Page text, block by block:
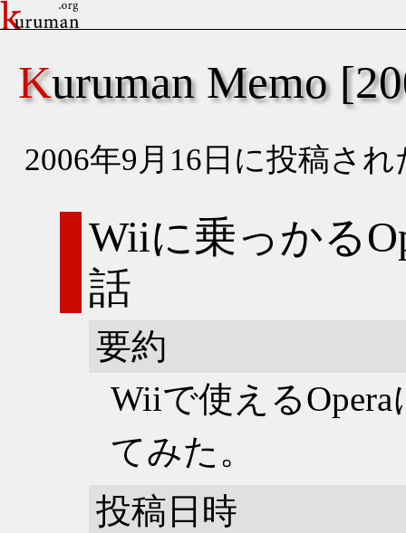
Kuruman Memo
2006年9月16日に投稿さ
Wiiに乗っかる
話
要約
Wiiで使える
てみた。
投稿日時